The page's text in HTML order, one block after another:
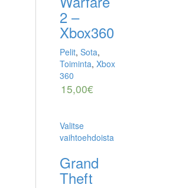
2 –
Xbox360
Pelit, Sota,
Toiminta, Xbox
360
15,00€
Valitse
vaihtoehdoista
Grand
Theft